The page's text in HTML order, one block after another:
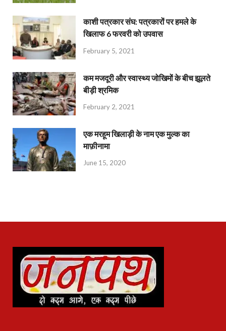
काशी पत्रकार संघ: पत्रकारों पर हमले के
खिलाफ 6 फरवरी को उपवास
February 5, 2021
कम मजदूरी और स्वास्थ्य जोखिमों के बीच झूलते
बीड़ी श्रमिक
February 2, 2021
एक मरहूम खिलाड़ी के नाम एक मुल्क का
माफ़ीनामा
June 15, 2020